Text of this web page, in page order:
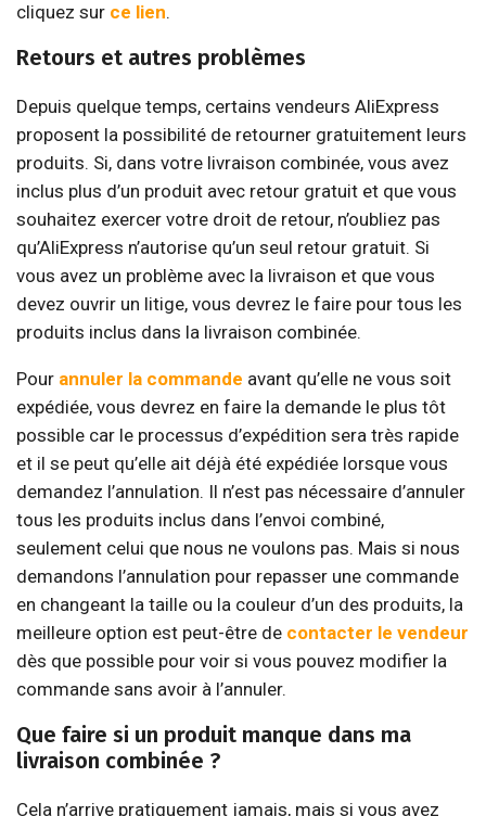
cliquez sur ce lien.
Retours et autres problèmes
Depuis quelque temps, certains vendeurs AliExpress
proposent la possibilité de retourner gratuitement leurs
produits. Si, dans votre livraison combinée, vous avez
inclus plus d’un produit avec retour gratuit et que vous
souhaitez exercer votre droit de retour, n’oubliez pas
qu’AliExpress n’autorise qu’un seul retour gratuit. Si
vous avez un problème avec la livraison et que vous
devez ouvrir un litige, vous devrez le faire pour tous les
produits inclus dans la livraison combinée.
Pour annuler la commande avant qu’elle ne vous soit
expédiée, vous devrez en faire la demande le plus tôt
possible car le processus d’expédition sera très rapide
et il se peut qu’elle ait déjà été expédiée lorsque vous
demandez l’annulation. Il n’est pas nécessaire d’annuler
tous les produits inclus dans l’envoi combiné,
seulement celui que nous ne voulons pas. Mais si nous
demandons l’annulation pour repasser une commande
en changeant la taille ou la couleur d’un des produits, la
meilleure option est peut-être de contacter le vendeur
dès que possible pour voir si vous pouvez modifier la
commande sans avoir à l’annuler.
Que faire si un produit manque dans ma
livraison combinée ?
Cela n’arrive pratiquement jamais, mais si vous avez